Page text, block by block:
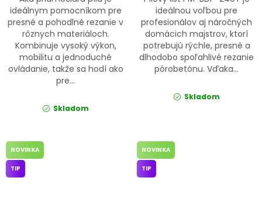
ideálnym pomocníkom pre
presné a pohodlné rezanie v
rôznych materiáloch.
Kombinuje vysoký výkon,
mobilitu a jednoduché
ovládanie, takže sa hodí ako
pre...
Skladom
ideálnou voľbou pre
profesionálov aj náročných
domácich majstrov, ktorí
potrebujú rýchle, presné a
dlhodobo spoľahlivé rezanie
pórobetónu. Vďaka...
Skladom
NOVINKA
TIP
NOVINKA
TIP